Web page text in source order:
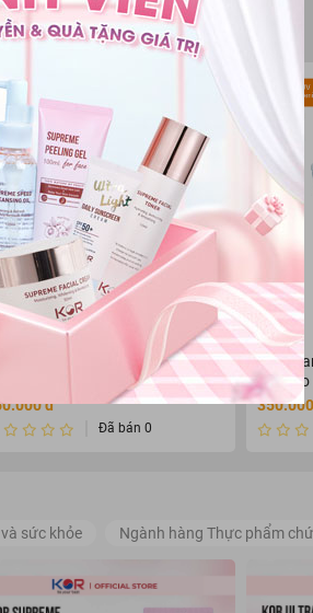
phủ Kanebo Freshel BB
đ
Đã bán 0
KANEBO
Kem
Kanebo
sức khỏe Ngành hàng Thực phẩm